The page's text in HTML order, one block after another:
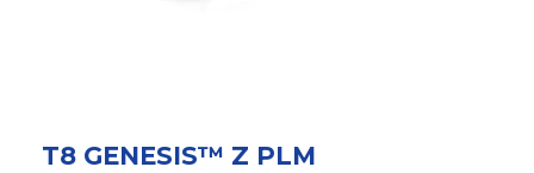
T8 GENESIS™ Z PLM